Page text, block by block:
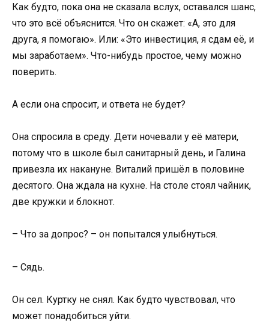
Как будто, пока она не сказала вслух, оставался шанс,
что это всё объяснится. Что он скажет: «А, это для
друга, я помогаю». Или: «Это инвестиция, я сдам её, и
мы заработаем». Что-нибудь простое, чему можно
поверить.
А если она спросит, и ответа не будет?
Она спросила в среду. Дети ночевали у её матери,
потому что в школе был санитарный день, и Галина
привезла их накануне. Виталий пришёл в половине
десятого. Она ждала на кухне. На столе стоял чайник,
две кружки и блокнот.
– Что за допрос? – он попытался улыбнуться.
– Сядь.
Он сел. Куртку не снял. Как будто чувствовал, что
может понадобиться уйти.